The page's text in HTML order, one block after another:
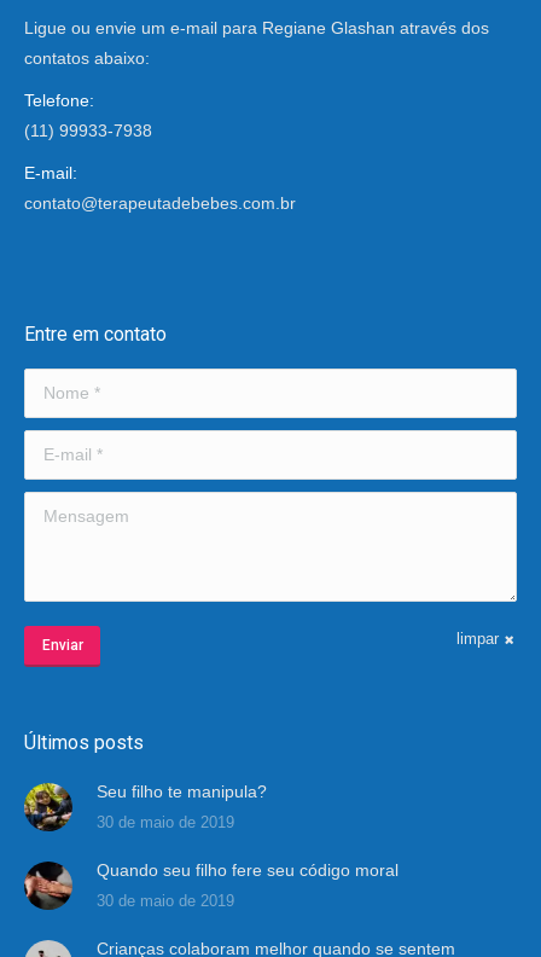
Ligue ou envie um e-mail para Regiane Glashan através dos
contatos abaixo:
Telefone:
(11) 99933-7938
E-mail:
contato@terapeutadebebes.com.br
Entre em contato
Nome *
E-mail *
Mensagem
Enviar limpar
Últimos posts
Seu filho te manipula?
30 de maio de 2019
Quando seu filho fere seu código moral
30 de maio de 2019
Crianças colaboram melhor quando se sentem